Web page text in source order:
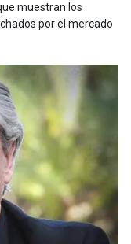
muestran los
por el mercado